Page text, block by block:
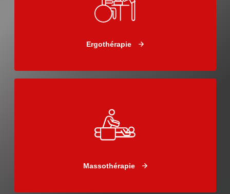
Ergothérapie
Massothérapie